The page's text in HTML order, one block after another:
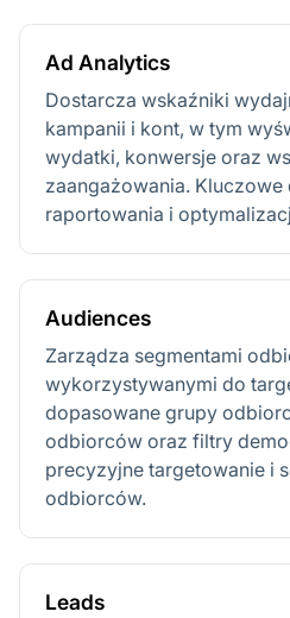
Ad Analytics
Dostarcza wskaźniki
kampanii i kont, w tym
wydatki, konwersje oraz
zaangażowania.
raportowania i
Audiences
Zarządza segmentami
wykorzystywanymi do
dopasowane grupy
odbiorców oraz filtry
precyzyjne targetowanie i
odbiorców.
Leads